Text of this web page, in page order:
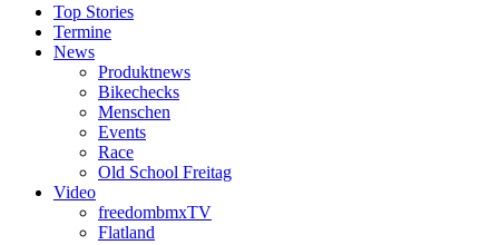
Top Stories
Termine
News
Produktnews
Bikechecks
Menschen
Events
Race
Old School Freitag
Video
freedombmxTV
Flatland